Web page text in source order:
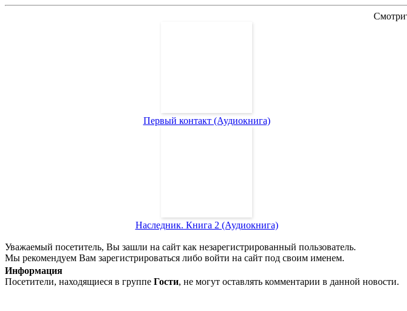
Первый контакт (Аудиокнига)
Наследник. Книга 2 (Аудиокнига)
Уважаемый посетитель, Вы зашли на сайт как незарегистрированный пользователь.
Мы рекомендуем Вам зарегистрироваться либо войти на сайт под своим именем.
Информация
Посетители, находящиеся в группе Гости, не могут оставлять комментарии в данной новости.